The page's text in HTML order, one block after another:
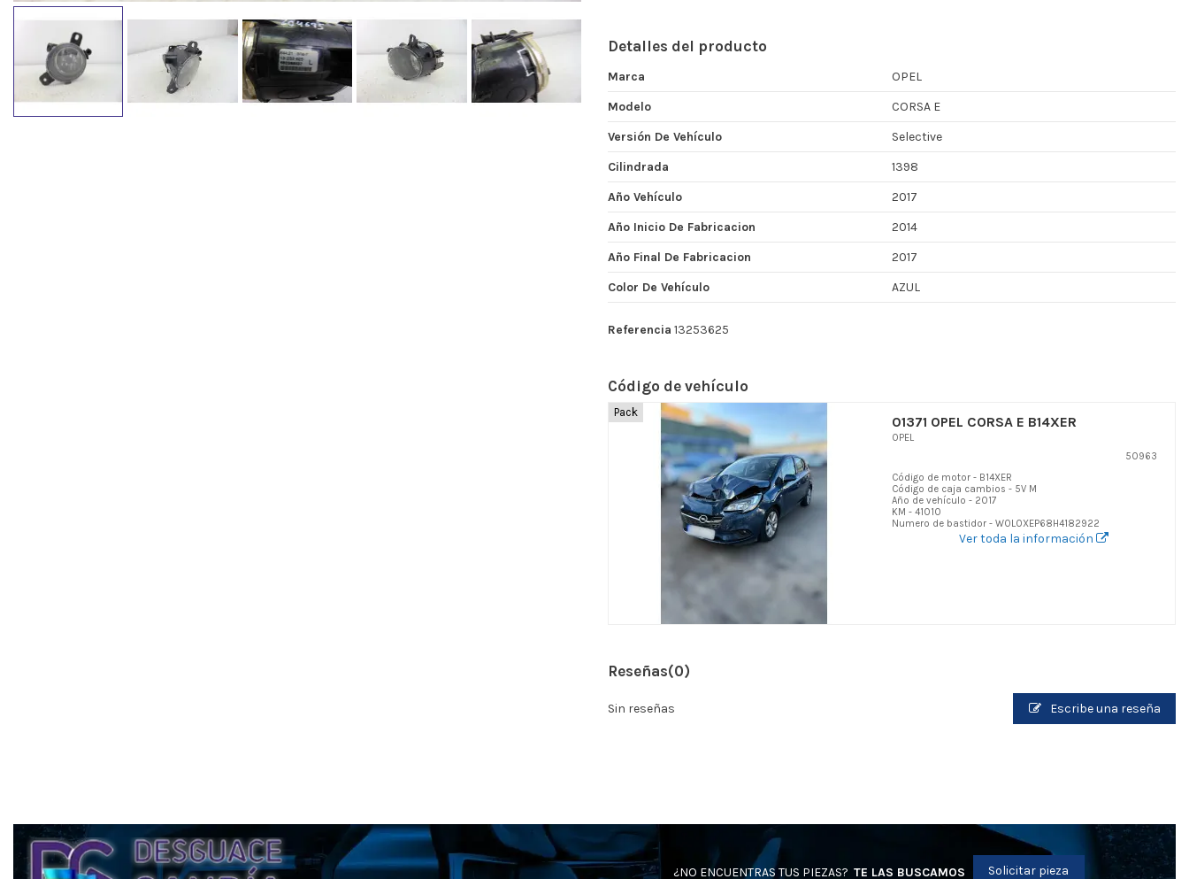
Detalles del producto
Marca
OPEL
Modelo
CORSA E
Versión De Vehículo
Selective
Cilindrada
1398
Año Vehículo
2017
Año Inicio De Fabricacion
2014
Año Final De Fabricacion
2017
Color De Vehículo
AZUL
Referencia 13253625
Código de vehículo
Pack
01371 OPEL CORSA E B14XER
OPEL
50963
Código de motor - B14XER
Código de caja cambios - 5V M
Año de vehículo - 2017
KM - 41010
Numero de bastidor - W0L0XEP68H4182922
Ver toda la información
Reseñas(0)
Sin reseñas Escribe una reseña
¿NO ENCUENTRAS TUS PIEZAS? TE LAS BUSCAMOS Solicitar pieza